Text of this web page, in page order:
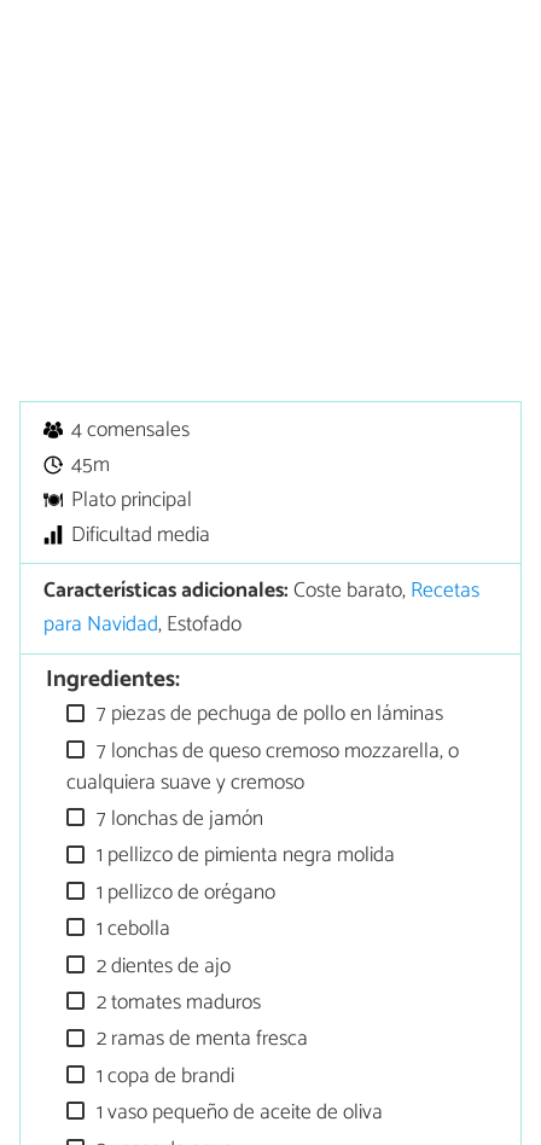
4 comensales
45m
Plato principal
Dificultad media
Características adicionales:Coste barato,Recetas
para Navidad, Estofado
Ingredientes:
7 piezas de pechuga de pollo en láminas
7 lonchas de queso cremoso mozzarella, o
cualquiera suave y cremoso
7 lonchas de jamón
1 pellizco de pimienta negra molida
1 pellizco de orégano
1 cebolla
2 dientes de ajo
2 tomates maduros
2 ramas de menta fresca
1 copa de brandi
1 vaso pequeño de aceite de oliva